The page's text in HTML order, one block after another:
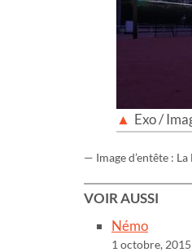
Exo /
— Image d’entête :
VOIR AUSSI
Némo
1 octobre, 2015